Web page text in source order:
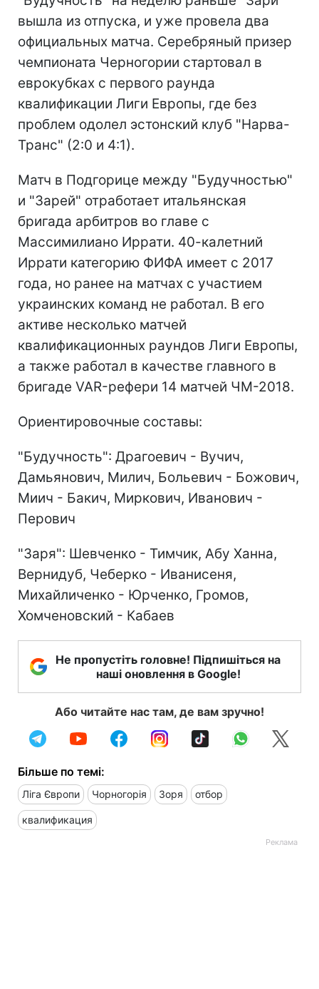
вышла из отпуска, и уже провела два
официальных матча. Серебряный призер
чемпионата Черногории стартовал в
еврокубках с первого раунда
квалификации Лиги Европы, где без
проблем одолел эстонский клуб "Нарва-
Транс" (2:0 и 4:1).
Матч в Подгорице между "Будучностью"
и "Зарей" отработает итальянская
бригада арбитров во главе с
Массимилиано Иррати. 40-калетний
Иррати категорию ФИФА имеет с 2017
года, но ранее на матчах с участием
украинских команд не работал. В его
активе несколько матчей
квалификационных раундов Лиги Европы,
а также работал в качестве главного в
бригаде VAR-рефери 14 матчей ЧМ-2018.
Ориентировочные составы:
"Будучность": Драгоевич - Вучич,
Дамьянович, Милич, Больевич - Божович,
Миич - Бакич, Миркович, Иванович -
Перович
"Заря": Шевченко - Тимчик, Абу Ханна,
Вернидуб, Чеберко - Иванисеня,
Михайличенко - Юрченко, Громов,
Хомченовский - Кабаев
Не пропустіть головне! Підпишіться на
наші оновлення в Google!
Або читайте нас там, де вам зручно!
Більше по темі:
Ліга Європи Чорногорія Зоря отбор
квалификация